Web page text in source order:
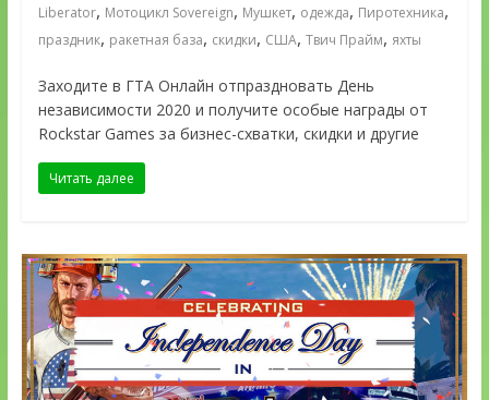
Liberator, Мотоцикл Sovereign, Мушкет, одежда, Пиротехника,
праздник, ракетная база, скидки, США, Твич Прайм, яхты
Заходите в ГТА Онлайн отпраздновать День
независимости 2020 и получите особые награды от
Rockstar Games за бизнес-схватки, скидки и другие
Читать далее